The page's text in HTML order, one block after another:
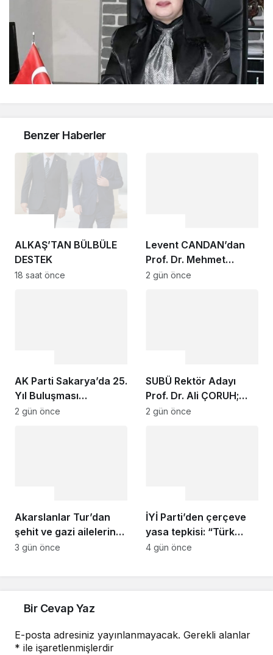
Benzer Haberler
ALKAŞ’TAN BÜLBÜLE
DESTEK
18 saat önce
Levent CANDAN’dan
Prof. Dr. Mehmet
SARIBIYIK’a vefa
2 gün önce
AK Parti Sakarya’da 25.
Yıl Buluşması
Düzenlenecek
2 gün önce
SUBÜ Rektör Adayı
Prof. Dr. Ali ÇORUH;
“Sakarya’ya değer
2 gün önce
Akarslanlar Tur’dan
şehit ve gazi ailelerine
anlamlı destek
3 gün önce
İYİ Parti’den çerçeve
yasa tepkisi: “Türk
milletine hesap
4 gün önce
Bir Cevap Yaz
E-posta adresiniz yayınlanmayacak. Gerekli alanlar
* ile işaretlenmişlerdir